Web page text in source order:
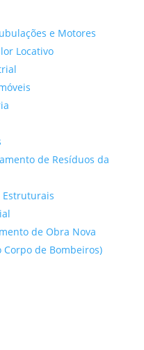
e Motores
Locativo
de Resíduos da
Estruturais
de Obra Nova
Corpo de Bombeiros)